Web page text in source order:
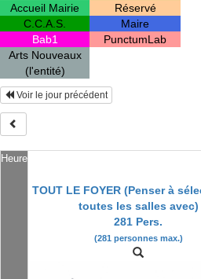
Accueil Mairie
Réservé
C.C.A.S.
Maire
Bab1
PunctumLab
Arts Nouveaux
(l'entité)
Heure
TOUT LE FOYER (Penser à
toutes les salles avec)
281 Pers.
(281 personnes max.)
Voir le jour précédent